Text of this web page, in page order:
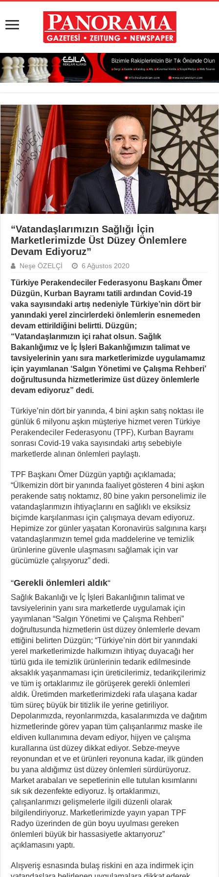
“Vatandaşlarımızın Sağlığı İçin
Marketlerimizde Üst Düzey Önlemlere
Devam Ediyoruz”
Neşe ÖZELÇİ 6 Ağustos 2020
Türkiye Perakendeciler Federasyonu Başkanı Ömer
Düzgün, Kurban Bayramı tatili ardından Covid-19
vaka sayısındaki artış nedeniyle Türkiye’nin dört bir
yanındaki yerel zincirlerdeki önlemlerin esnemeden
devam ettirildiğini belirtti. Düzgün;
“Vatandaşlarımızın içi rahat olsun. Sağlık
Bakanlığımız ve İç İşleri Bakanlığımızın talimat ve
tavsiyelerinin yanı sıra marketlerimizde uygulamamız
için yayımlanan ‘Salgın Yönetimi ve Çalışma Rehberi’
doğrultusunda hizmetlerimize üst düzey önlemlerle
devam ediyoruz” dedi.
Türkiye’nin dört bir yanında, 4 bini aşkın satış noktası ile
günlük 6 milyonu aşkın müşteriye hizmet veren Türkiye
Perakendeciler Federasyonu (TPF), Kurban Bayramı
sonrası Covid-19 vaka sayısındaki artış sebebiyle
marketlerde alınan önlemleri paylaştı.
TPF Başkanı Ömer Düzgün yaptığı açıklamada;
“Ülkemizin dört bir yanında faaliyet gösteren 4 bini aşkın
perakende satış noktamız, 80 bine yakın personelimiz ile
vatandaşlarımızın ihtiyaçlarını en sağlıklı ve eksiksiz
biçimde karşılanması için çalışmaya devam ediyoruz.
Hepimize zor günler yaşatan Koronavirüs salgınına karşı
vatandaşlarımızın temel gıda maddelerine ve temizlik
ürünlerine güvenle ulaşmasını sağlamak için var
gücümüzle çalışıyoruz” dedi.
“Gerekli önlemleri aldık“
Sağlık Bakanlığı ve İç İşleri Bakanlığının talimat ve
tavsiyelerinin yanı sıra marketlerde uygulamak için
yayımlanan “Salgın Yönetimi ve Çalışma Rehberi”
doğrultusunda hizmetlerin üst düzey önlemlerle devam
ettiğini belirten Düzgün; “Türkiye’nin dört bir yanındaki
yerel marketlerimizde halkımızın ihtiyaç duyacağı her
türlü gıda ile temizlik ürünlerinin tedarik edilmesinde
aksaklık yaşanmaması için üreticilerimiz, tedarikçilerimiz
ve tüm iş ortaklarımız ile görüşerek gerekli önlemleri
aldık. Üretimden marketlerimizdeki rafa ulaşana kadar
tüm süreç büyük bir titizlik ile yerine getiriliyor.
Depolarımızda, reyonlarımızda, kasalarımızda ve dağıtım
hizmetlerinde görev yapan tüm çalışanlarımız maske ile
eldiven kullanımına devam ediyor, hijyen ve çalışma
kurallarına üst düzey dikkat ediyor. Sebze-meyve
reyonundan et ve et ürünleri reyonuna kadar, ilk günden
bu yana aldığımız üst düzey önlemleri sürdürüyoruz.
Market arabaları ve sepetlerinin elle tutulan kısımlarını
sık sık dezenfekte ediyoruz. İş ortaklarımızı,
çalışanlarımızı gelişmelerle ilgili düzenli olarak
bilgilendiriyoruz. Marketlerimizde yayın yapan TPF
Radyo üzerinden de gün boyu uyulması gereken
önlemleri büyük bir hassasiyetle aktarıyoruz”
açıklamasını yaptı.
Alışveriş esnasında bulaş riskini en aza indirmek için